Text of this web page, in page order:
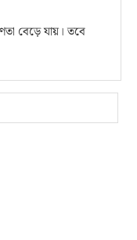
বেড়ে যায়। তবে